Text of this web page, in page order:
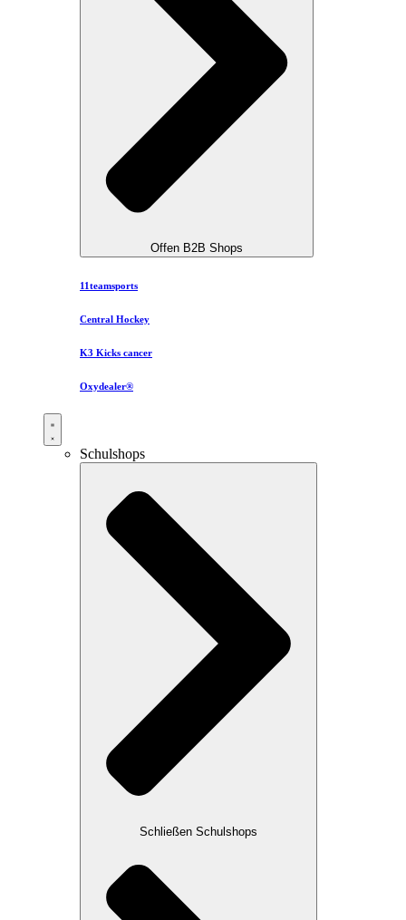
Offen B2B Shops
11teamsports
Central Hockey
K3 Kicks cancer
Oxydealer®
Schulshops
Schließen Schulshops